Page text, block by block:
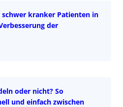
kranker Patienten in
der
oder nicht? So
und einfach zwischen